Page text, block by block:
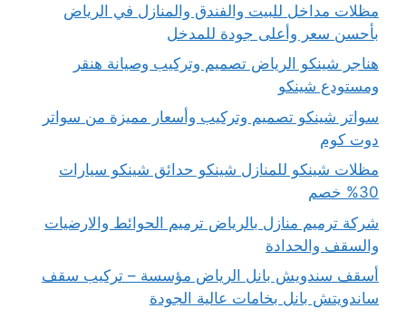
مظلات مداخل للبيت والفندق والمنازل في الرياض
بأحسن سعر وأعلى جودة للمدخل
هناجر شينكو الرياض تصميم وتركيب وصيانة هنقر
ومستودع شينكو
سواتر شينكو تصميم وتركيب وأسعار مميزة من سواتر
دوت كوم
مظلات شينكو للمنازل شينكو حدائق شينكو سيارات
30% خصم
شركة ترميم منازل بالرياض ترميم الحوائط والارضيات
والسقف والحدادة
أسقف سندويش بانل الرياض مؤسسة – تركيب سقف
ساندويتش بانل بخامات عالية الجودة